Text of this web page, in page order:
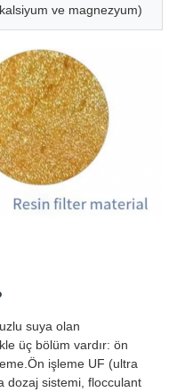
ve magnezyum)
suya olan
üç bölüm vardır: ön
işleme UF (ultra
dozaj sistemi, flocculant